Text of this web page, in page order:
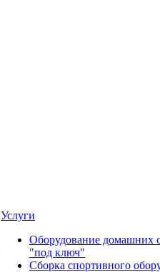
Услуги
Оборудование домашних
"под ключ"
Сборка спортивного